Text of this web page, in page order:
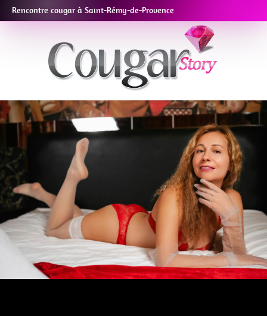
Rencontre cougar à Saint-Rémy-de-Provence